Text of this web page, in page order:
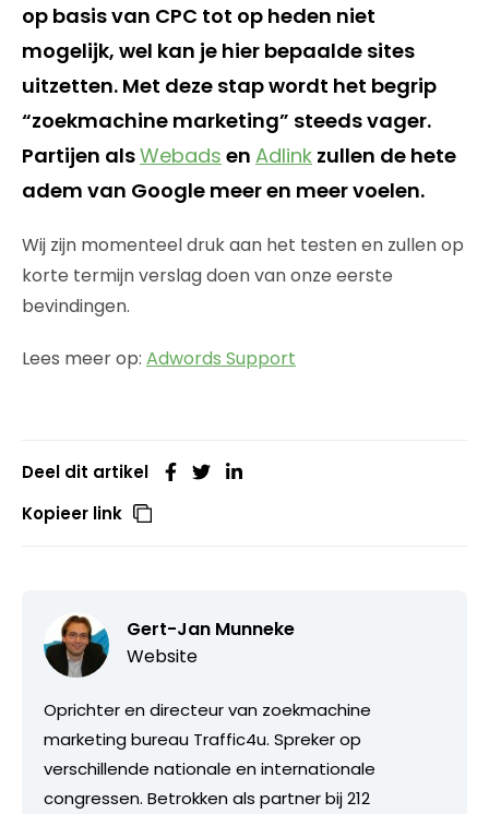
op basis van CPC tot op heden niet
mogelijk, wel kan je hier bepaalde sites
uitzetten. Met deze stap wordt het begrip
“zoekmachine marketing” steeds vager.
Partijen alsWebads en Adlink zullen de hete
adem van Google meer en meer voelen.
Wij zijn momenteel druk aan het testen en zullen op
korte termijn verslag doen van onze eerste
bevindingen.
Lees meer op: Adwords Support
Deel dit artikel
Kopieer link
Gert-Jan Munneke
Website
Oprichter en directeur van zoekmachine
marketing bureau Traffic4u. Spreker op
verschillende nationale en internationale
congressen. Betrokken als partner bij 212